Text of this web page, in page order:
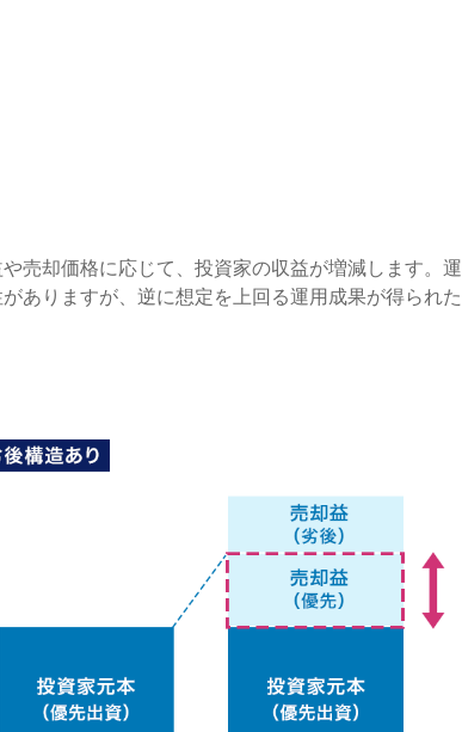
売却価格に応じて、投資家の収益が増減します。運
ありますが、逆に想定を上回る運用成果が得られた